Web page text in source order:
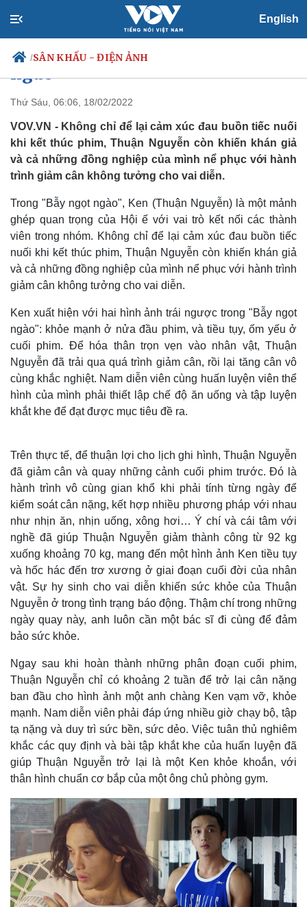
English
/SÂN KHẤU - ĐIỆN ẢNH
Chính trị
Đảng
Tổ chức nhân sự
Quốc hội
Xã hội
Tin 24h
Dự báo thời tiết
Giáo dục
Việc làm
Biển đảo
Thế giới
Quan sát
Hồ sơ
Multimedia
E-Magazine
Infographic
Hành trình giảm hơn 20kg của
Thuận Nguyễn trong "Bẫy ngọt
ngào"
Thứ Sáu, 06:06, 18/02/2022
VOV.VN - Không chỉ để lại cảm xúc đau buồn tiếc nuối
khi kết thúc phim, Thuận Nguyễn còn khiến khán giả
và cả những đồng nghiệp của mình nể phục với hành
trình giảm cân không tưởng cho vai diễn.
Trong "Bẫy ngọt ngào", Ken (Thuận Nguyễn) là một mảnh
ghép quan trọng của Hội ế với vai trò kết nối các thành
viên trong nhóm. Không chỉ để lại cảm xúc đau buồn tiếc
nuối khi kết thúc phim, Thuận Nguyễn còn khiến khán giả
và cả những đồng nghiệp của mình nể phục với hành trình
giảm cân không tưởng cho vai diễn.
Ken xuất hiện với hai hình ảnh trái ngược trong "Bẫy ngọt
ngào": khỏe mạnh ở nửa đầu phim, và tiều tụy, ốm yếu ở
cuối phim. Để hóa thân trọn vẹn vào nhân vật, Thuận
Nguyễn đã trải qua quá trình giảm cân, rồi lại tăng cân vô
cùng khắc nghiệt. Nam diễn viên cùng huấn luyện viên thể
hình của mình phải thiết lập chế độ ăn uống và tập luyện
khắt khe để đạt được mục tiêu đề ra.
Trên thực tế, để thuận lợi cho lịch ghi hình, Thuận Nguyễn
đã giảm cân và quay những cảnh cuối phim trước. Đó là
hành trình vô cùng gian khổ khi phải tính từng ngày để
kiểm soát cân nặng, kết hợp nhiều phương pháp với nhau
như nhịn ăn, nhịn uống, xông hơi… Ý chí và cái tâm với
nghề đã giúp Thuận Nguyễn giảm thành công từ 92 kg
xuống khoảng 70 kg, mang đến một hình ảnh Ken tiều tụy
và hốc hác đến trơ xương ở giai đoạn cuối đời của nhân
vật. Sự hy sinh cho vai diễn khiến sức khỏe của Thuận
Nguyễn ở trong tình trạng báo động. Thậm chí trong những
ngày quay này, anh luôn cần một bác sĩ đi cùng để đảm
bảo sức khỏe.
Ngay sau khi hoàn thành những phân đoạn cuối phim,
Thuận Nguyễn chỉ có khoảng 2 tuần để trở lại cân nặng
ban đầu cho hình ảnh một anh chàng Ken vạm vỡ, khỏe
mạnh. Nam diễn viên phải đáp ứng nhiều giờ chạy bộ, tập
tạ nặng và duy trì sức bền, sức dẻo. Việc tuân thủ nghiêm
khắc các quy định và bài tập khắt khe của huấn luyện đã
giúp Thuận Nguyễn trở lại là một Ken khỏe khoắn, với
thân hình chuẩn cơ bắp của một ông chủ phòng gym.